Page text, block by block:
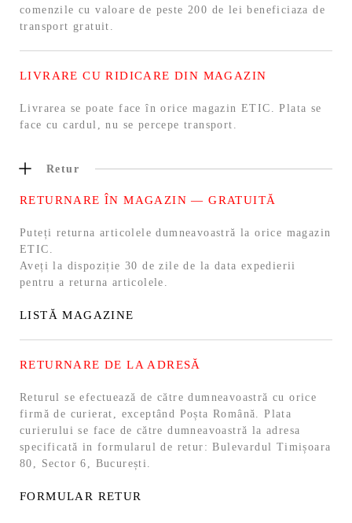
comenzile cu valoare de peste 200 de lei beneficiaza de
transport gratuit.
LIVRARE CU RIDICARE DIN MAGAZIN
Livrarea se poate face în orice magazin ETIC. Plata se
face cu cardul, nu se percepe transport.
Retur
RETURNARE ÎN MAGAZIN — GRATUITĂ
Puteți returna articolele dumneavoastră la orice magazin
ETIC.
Aveți la dispoziție 30 de zile de la data expedierii
pentru a returna articolele.
LISTĂ MAGAZINE
RETURNARE DE LA ADRESĂ
Returul se efectuează de către dumneavoastră cu orice
firmă de curierat, exceptând Poșta Română. Plata
curierului se face de către dumneavoastră la adresa
specificată in formularul de retur: Bulevardul Timișoara
80, Sector 6, București.
FORMULAR RETUR